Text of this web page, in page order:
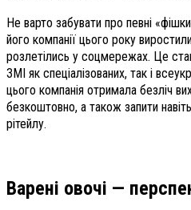
Не варто забувати про певні
його компанії цього року
розлетілись у соцмережах. Це
ЗМІ як спеціалізованих, так і
цього компанія отримала безліч
безкоштовно, а також запити
рітейлу.
Варені овочі —